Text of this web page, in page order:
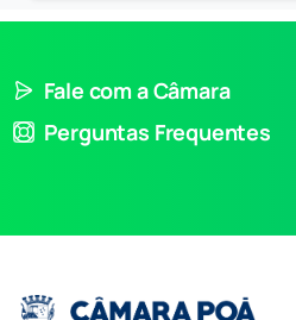
Fale com a Câmara
Perguntas Frequentes